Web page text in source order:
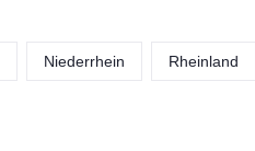
Niederrhein Rheinland